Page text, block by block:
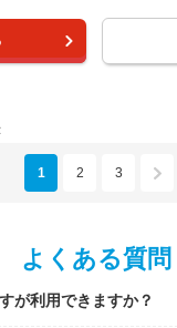
1 2 3
よくある質問
が利用できますか？